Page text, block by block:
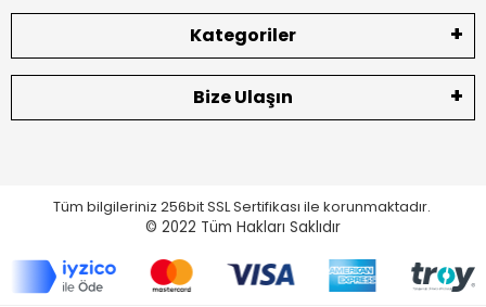
Kategoriler
Bize Ulaşın
Tüm bilgileriniz 256bit SSL Sertifikası ile korunmaktadır.
© 2022 Tüm Hakları Saklıdır